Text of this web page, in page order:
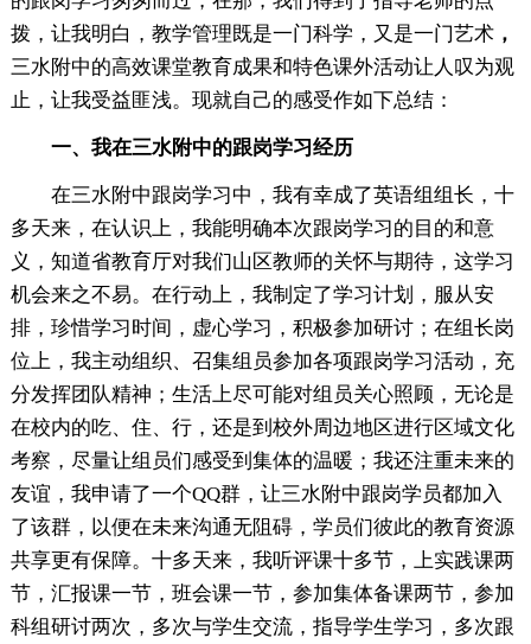
拨，让我明白，教学管理既是一门科学，又是一门艺术，
三水附中的高效课堂教育成果和特色课外活动让人叹为观
止，让我受益匪浅。现就自己的感受作如下总结：
一、我在三水附中的跟岗学习经历
在三水附中跟岗学习中，我有幸成了英语组组长，十
多天来，在认识上，我能明确本次跟岗学习的目的和意
义，知道省教育厅对我们山区教师的关怀与期待，这学习
机会来之不易。在行动上，我制定了学习计划，服从安
排，珍惜学习时间，虚心学习，积极参加研讨；在组长岗
位上，我主动组织、召集组员参加各项跟岗学习活动，充
分发挥团队精神；生活上尽可能对组员关心照顾，无论是
在校内的吃、住、行，还是到校外周边地区进行区域文化
考察，尽量让组员们感受到集体的温暖；我还注重未来的
友谊，我申请了一个QQ群，让三水附中跟岗学员都加入
了该群，以便在未来沟通无阻碍，学员们彼此的教育资源
共享更有保障。十多天来，我听评课十多节，上实践课两
节，汇报课一节，班会课一节，参加集体备课两节，参加
科组研讨两次，多次与学生交流，指导学生学习，多次跟